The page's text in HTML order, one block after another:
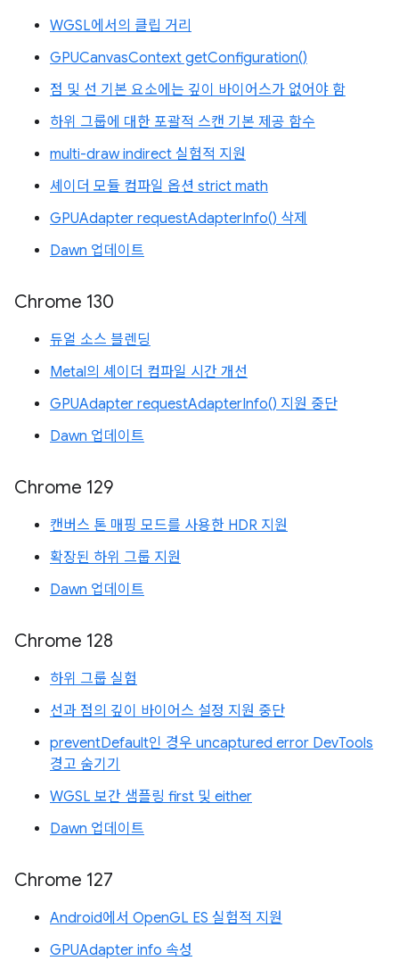
WGSL에서의 클립 거리
GPUCanvasContext getConfiguration()
점 및 선 기본 요소에는 깊이 바이어스가 없어야 함
하위 그룹에 대한 포괄적 스캔 기본 제공 함수
multi-draw indirect 실험적 지원
셰이더 모듈 컴파일 옵션 strict math
GPUAdapter requestAdapterInfo() 삭제
Dawn 업데이트
Chrome 130
듀얼 소스 블렌딩
Metal의 셰이더 컴파일 시간 개선
GPUAdapter requestAdapterInfo() 지원 중단
Dawn 업데이트
Chrome 129
캔버스 톤 매핑 모드를 사용한 HDR 지원
확장된 하위 그룹 지원
Dawn 업데이트
Chrome 128
하위 그룹 실험
선과 점의 깊이 바이어스 설정 지원 중단
preventDefault인 경우 uncaptured error DevTools
경고 숨기기
WGSL 보간 샘플링 first 및 either
Dawn 업데이트
Chrome 127
Android에서 OpenGL ES 실험적 지원
GPUAdapter info 속성